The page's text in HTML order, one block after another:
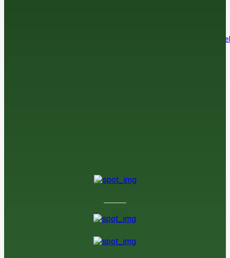
Canarias y Comunidad Valenciana encabezan el envejecimiento del